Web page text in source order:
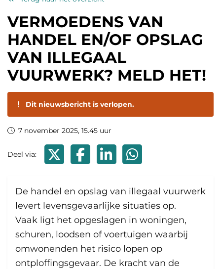
VERMOEDENS VAN
HANDEL EN/OF OPSLAG
VAN ILLEGAAL
VUURWERK? MELD HET!
Dit nieuwsbericht is verlopen.
7 november 2025, 15.45 uur
Deel via: Deel via XDeel via Facebook
Deel via LinkedIn
De handel en opslag van illegaal vuurwerk
levert levensgevaarlijke situaties op.
Vaak ligt het opgeslagen in woningen,
schuren, loodsen of voertuigen waarbij
omwonenden het risico lopen op
ontploffingsgevaar. De kracht van de